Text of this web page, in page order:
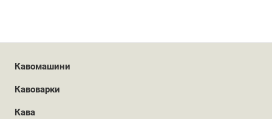
Кавомашини
Кавоварки
Кава